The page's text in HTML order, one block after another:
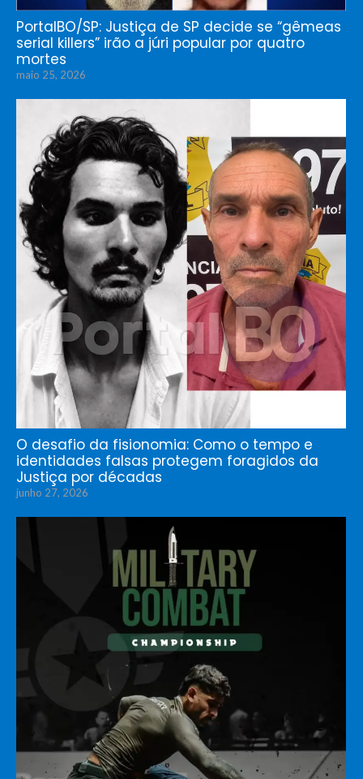
PortalBO/SP: Justiça de SP decide se “gêmeas
serial killers” irão a júri popular por quatro
mortes
maio 25, 2026
O desafio da fisionomia: Como o tempo e
identidades falsas protegem foragidos da
Justiça por décadas
junho 27, 2026